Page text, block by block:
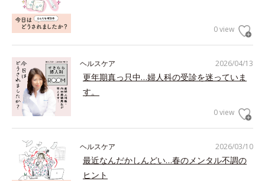
0 view
2026/04/13
ヘルスケア
更年期真っ只中…婦人科の受診を迷っていま
す。
0 view
2026/03/10
ヘルスケア
最近なんだかしんどい…春のメンタル不調の
ヒント